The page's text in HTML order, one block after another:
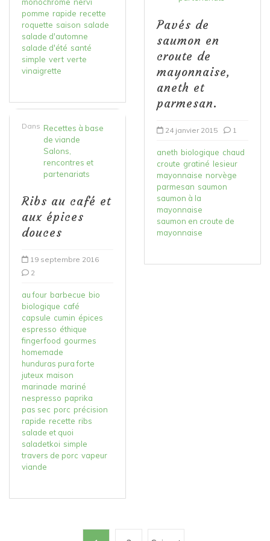
pomme rapide recette
roquette saison salade
salade d'automne
salade d'été santé
simple vert verte
vinaigrette
Dans Recettes à base
de viande
Salons,
rencontres et
partenariats
Ribs au café et
aux épices
douces
19 septembre 2016
2
au four barbecue bio
biologique café
capsule cumin épices
espresso éthique
fingerfood gourmes
homemade
hunduras pura forte
juteux maison
marinade mariné
nespresso paprika
pas sec porc précision
rapide recette ribs
salade et quoi
saladetkoi simple
travers de porc vapeur
viande
Pavés de
saumon en
croute de
mayonnaise,
aneth et
parmesan.
24 janvier 2015 1
aneth biologique chaud
croute gratiné lesieur
mayonnaise norvège
parmesan saumon
saumon à la
mayonnaise
saumon en croute de
mayonnaise